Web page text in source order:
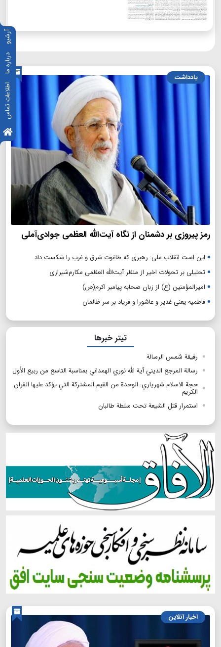
آرشیو
درباره ما
اطلاعات تماس
یادداشت
رمز پیروزی بر دشمنان از نگاه آیت‌الله العظمی جوادی‌آملی
این است انقلاب ملی: رهبری که طاغوت شرق و غرب را شکست داد
تحلیلی بر تحولات اخیر از منظر آیت‌الله العظمی مکارم‌شیرازی
امیرالمؤمنین (ع) از زبان صحابه پیامبر اکرم(ص)
فاطمیه یعنی غدیر و عاشورا و فریاد بر سر ظالمان
تیتر خبرها
رفیقة شمس الرسالة
رسالة المرجع الديني آية الله نوري الهمداني بمناسبة التاسع من ربيع الأول
حجة الاسلام شهرياري: الوحدة من القيم المشتركة التي يؤكد عليها القران
الكريم
استمرار قتل الشيعة تحت سلطة طالبان
اخبار آنلاین